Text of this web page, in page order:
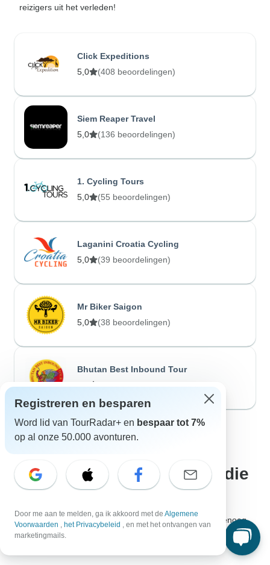
reizigers uit het verleden!
Click Expeditions
5,0
(408 beoordelingen)
Siem Reaper Travel
5,0
(136 beoordelingen)
1. Cycling Tours
5,0
(55 beoordelingen)
Laganini Croatia Cycling
5,0
(39 beoordelingen)
Mr Biker Saigon
5,0
(38 beoordelingen)
Bhutan Best Inbound Tour
5,0
(37 beoordelingen)
Andere avonturenstijlen die
Van gedachten veranderd? Geen nood, we hebben genoeg
avonturenstijlen voor ieders smaak - van de meest
Registreren en besparen
Word lid van TourRadar+ en bespaar tot 7%
op al onze 50.000 avonturen.
Door me aan te melden, ga ik akkoord met de Algemene
Voorwaarden , het Privacybeleid , en met het ontvangen van
marketingmails.